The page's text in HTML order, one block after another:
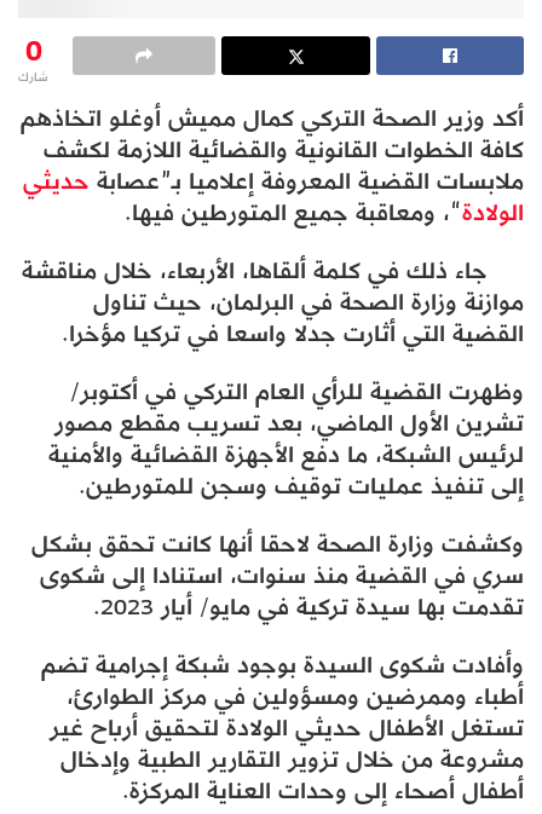
0
شارك
أكد وزير الصحة التركي كمال مميش أوغلو اتخاذهم
كافة الخطوات القانونية والقضائية اللازمة لكشف
ملابسات القضية المعروفة إعلاميا بـ”عصابةحديثي
الولادة“، ومعاقبة جميع المتورطين فيها.
جاء ذلك في كلمة ألقاها، الأربعاء، خلال مناقشة
موازنة وزارة الصحة في البرلمان، حيث تناول
القضية التي أثارت جدلا واسعا في تركيا مؤخرا.
وظهرت القضية للرأي العام التركي في أكتوبر/
تشرين الأول الماضي، بعد تسريب مقطع مصور
لرئيس الشبكة، ما دفع الأجهزة القضائية والأمنية
إلى تنفيذ عمليات توقيف وسجن للمتورطين.
وكشفت وزارة الصحة لاحقا أنها كانت تحقق بشكل
سري في القضية منذ سنوات، استنادا إلى شكوى
تقدمت بها سيدة تركية في مايو/ أيار 2023.
وأفادت شكوى السيدة بوجود شبكة إجرامية تضم
أطباء وممرضين ومسؤولين في مركز الطوارئ،
تستغل الأطفال حديثي الولادة لتحقيق أرباح غير
مشروعة من خلال تزوير التقارير الطبية وإدخال
أطفال أصحاء إلى وحدات العناية المركزة.